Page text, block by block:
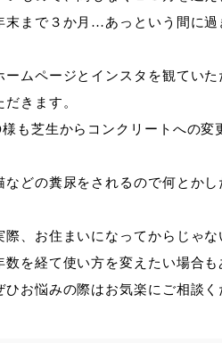
末まで３か月…あっという間に過
ームページとインスタを観てい
だきます。
様も芝生からコンクリートへの変
などの糞尿をされるので何とかし
際、お住まいになってからじゃ
数を経て使い方を変えたい場合も
ひお悩みの際はお気楽にご相談く